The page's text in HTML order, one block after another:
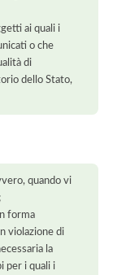
ai quali i
o che
di
dello Stato,
quando vi
forma
violazione di
la
per i quali i